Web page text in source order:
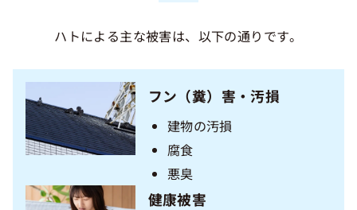
ハトによる主な被害は、以下の通りです。
フン（糞）害・汚損
建物の汚損
腐食
悪臭
健康被害